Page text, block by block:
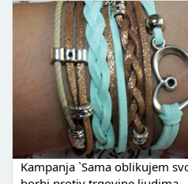
Kampanja `Sama oblikujem